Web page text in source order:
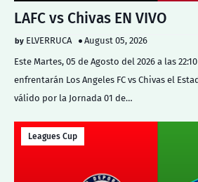
LAFC vs Chivas EN VIVO
ELVERRUCA
August 05, 2026
Este Martes, 05 de Agosto del 2026 a las
enfrentarán Los Angeles FC vs Chivas el
válido por la Jornada 01 de…
Leagues Cup